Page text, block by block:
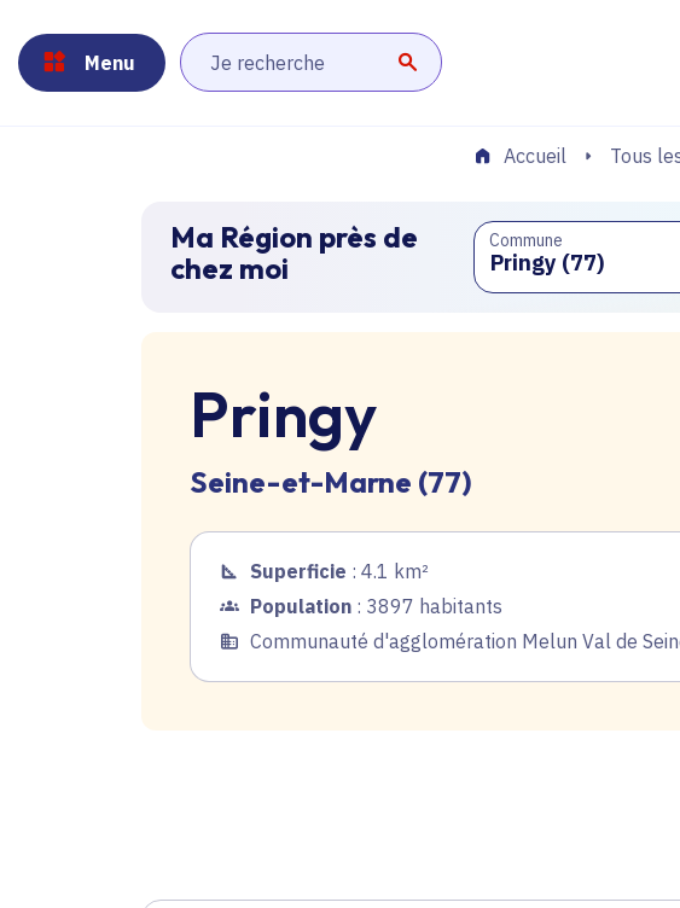
Menu
Lancer la recherche
Accueil Tous
Ma Région près de
chez moi
Commune
Pringy
Seine-et-Marne (77)
Superficie : 4.1 km²
Population : 3897 habitants
Communauté d'agglomération Melun Val de